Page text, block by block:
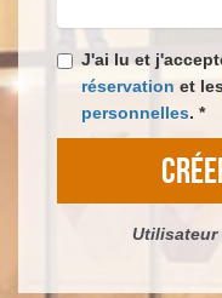
J'ai lu et
réservation et
personnelles. *
Utilisateur